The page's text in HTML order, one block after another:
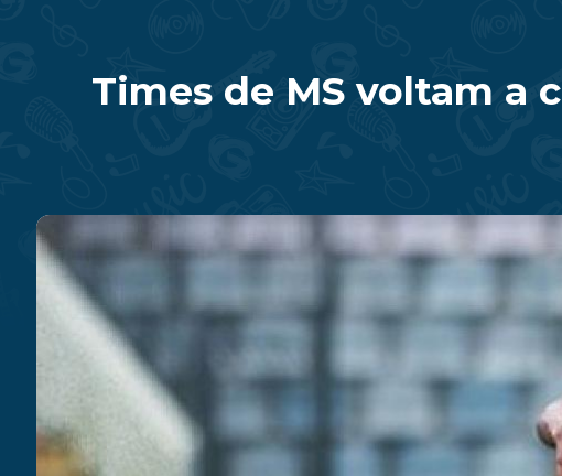
Times de MS voltam a